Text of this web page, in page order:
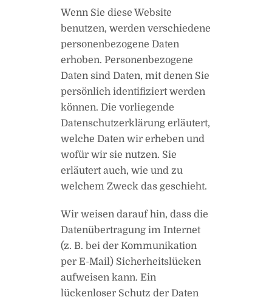
Wenn Sie diese Website
benutzen, werden verschiedene
personenbezogene Daten
erhoben. Personenbezogene
Daten sind Daten, mit denen Sie
persönlich identifiziert werden
können. Die vorliegende
Datenschutzerklärung erläutert,
welche Daten wir erheben und
wofür wir sie nutzen. Sie
erläutert auch, wie und zu
welchem Zweck das geschieht.
Wir weisen darauf hin, dass die
Datenübertragung im Internet
(z. B. bei der Kommunikation
per E-Mail) Sicherheitslücken
aufweisen kann. Ein
lückenloser Schutz der Daten